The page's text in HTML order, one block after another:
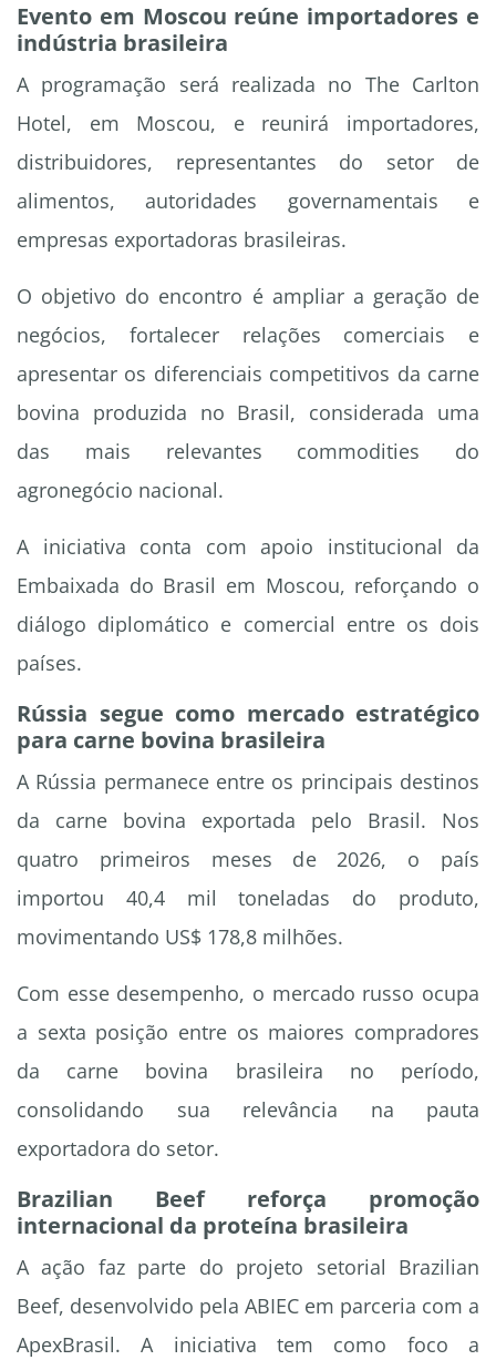
Evento em Moscou reúne importadores e
indústria brasileira
A programação será realizada no The Carlton
Hotel, em Moscou, e reunirá importadores,
distribuidores, representantes do setor de
alimentos, autoridades governamentais e
empresas exportadoras brasileiras.
O objetivo do encontro é ampliar a geração de
negócios, fortalecer relações comerciais e
apresentar os diferenciais competitivos da carne
bovina produzida no Brasil, considerada uma
das mais relevantes commodities do
agronegócio nacional.
A iniciativa conta com apoio institucional da
Embaixada do Brasil em Moscou, reforçando o
diálogo diplomático e comercial entre os dois
países.
Rússia segue como mercado estratégico
para carne bovina brasileira
A Rússia permanece entre os principais destinos
da carne bovina exportada pelo Brasil. Nos
quatro primeiros meses de 2026, o país
importou 40,4 mil toneladas do produto,
movimentando US$ 178,8 milhões.
Com esse desempenho, o mercado russo ocupa
a sexta posição entre os maiores compradores
da carne bovina brasileira no período,
consolidando sua relevância na pauta
exportadora do setor.
Brazilian Beef reforça promoção
internacional da proteína brasileira
A ação faz parte do projeto setorial Brazilian
Beef, desenvolvido pela ABIEC em parceria com a
ApexBrasil. A iniciativa tem como foco a